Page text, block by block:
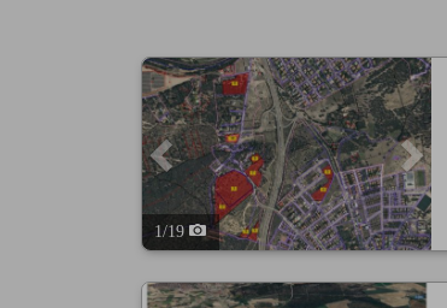
Previous Next
1/19
Previous Next